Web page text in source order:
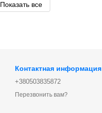
Показать все
Контактная информация
+380503835872
Перезвонить вам?